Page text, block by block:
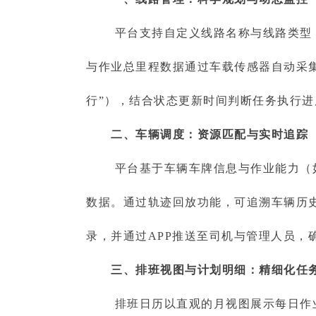
平台支持自定义线路名称与线路类型（
与作业总里程数据通过车载传感器自动采
行”），结合状态更新时间判断任务执行
二、车辆调度：资源匹配与实时追踪
平台基于车辆车牌信息与作业能力（如
数据。通过轨迹回放功能，可追溯车辆历
录，并通过APP推送至司机与管理人员，
三、排班视图与计划明细：精细化任
排班日历以直观的月视图展示每日作业